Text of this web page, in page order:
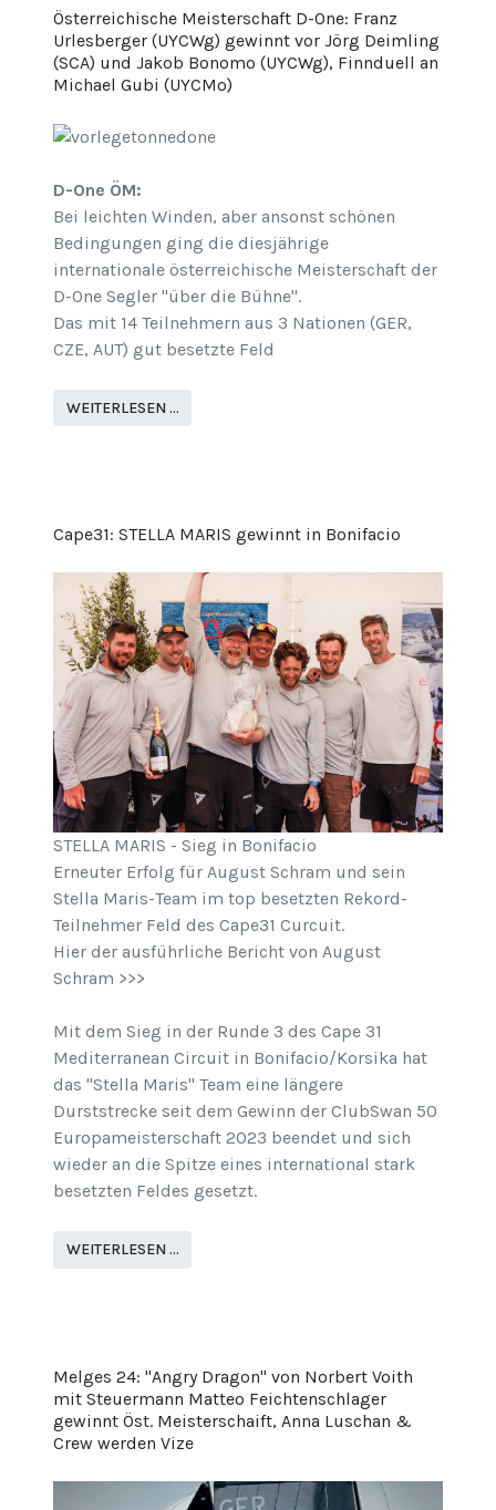
Österreichische Meisterschaft D-One: Franz
Urlesberger (UYCWg) gewinnt vor Jörg Deimling
(SCA) und Jakob Bonomo (UYCWg), Finnduell an
Michael Gubi (UYCMo)
D-One ÖM:
Bei leichten Winden, aber ansonst schönen
Bedingungen ging die diesjährige
internationale österreichische Meisterschaft der
D-One Segler "über die Bühne".
Das mit 14 Teilnehmern aus 3 Nationen (GER,
CZE, AUT) gut besetzte Feld
WEITERLESEN …
Cape31: STELLA MARIS gewinnt in Bonifacio
STELLA MARIS - Sieg in Bonifacio
Erneuter Erfolg für August Schram und sein
Stella Maris-Team im top besetzten Rekord-
Teilnehmer Feld des Cape31 Curcuit.
Hier der ausführliche Bericht von August
Schram >>>
Mit dem Sieg in der Runde 3 des Cape 31
Mediterranean Circuit in Bonifacio/Korsika hat
das "Stella Maris" Team eine längere
Durststrecke seit dem Gewinn der ClubSwan 50
Europameisterschaft 2023 beendet und sich
wieder an die Spitze eines international stark
besetzten Feldes gesetzt.
WEITERLESEN …
Melges 24: "Angry Dragon" von Norbert Voith
mit Steuermann Matteo Feichtenschlager
gewinnt Öst. Meisterschaift, Anna Luschan &
Crew werden Vize